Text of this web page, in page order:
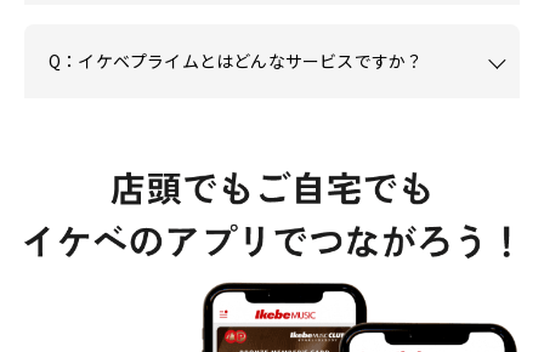
Q：イケベプライムとはどんなサービスですか？